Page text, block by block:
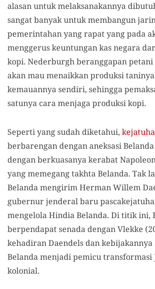
alasan untuk melaksanakannya
sangat banyak untuk membangun
pemerintahan yang rapat yang pada
menggerus keuntungan kas negara
kopi. Nederburgh beranggapan petani
akan mau menaikkan produksi
kemauannya sendiri, sehingga
satunya cara menjaga produksi kopi.
Seperti yang sudah diketahui,
berbarengan dengan aneksasi
dengan berkuasanya kerabat
yang memegang takhta Belanda. Tak
Belanda mengirim Herman Willem
gubernur jenderal baru
mengelola Hindia Belanda. Di titik ini,
berpendapat senada dengan Vlekke
kehadiran Daendels dan
Belanda menjadi pemicu transformasi
kolonial.